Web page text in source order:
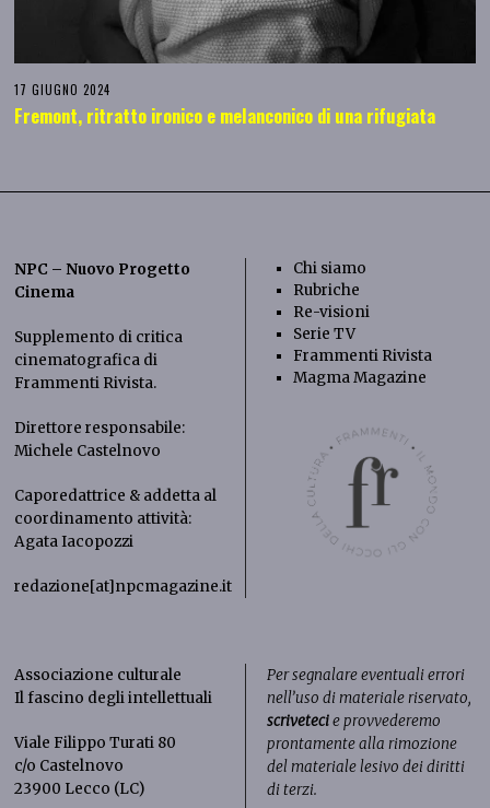
17 GIUGNO 2024
Fremont, ritratto ironico e melanconico di una rifugiata
NPC – Nuovo Progetto
Cinema
Supplemento di critica
cinematografica di
Frammenti Rivista.
Direttore responsabile:
Michele Castelnovo
Caporedattrice & addetta al
coordinamento attività:
Agata Iacopozzi
redazione[at]npcmagazine.it
Chi siamo
Rubriche
Re-visioni
Serie TV
Frammenti Rivista
Magma Magazine
Associazione culturale
Il fascino degli intellettuali
Viale Filippo Turati 80
c/o Castelnovo
23900 Lecco (LC)
Per segnalare eventuali errori
nell’uso di materiale riservato,
scrivetecie provvederemo
prontamente alla rimozione
del materiale lesivo dei diritti
di terzi.